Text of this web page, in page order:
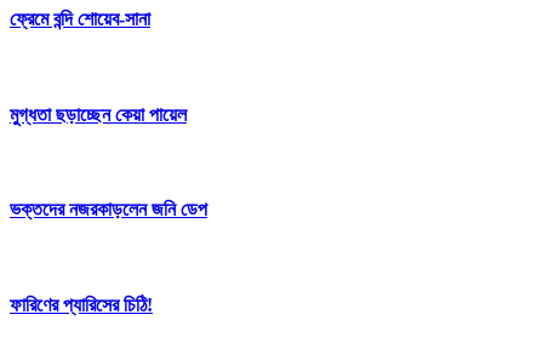
ফ্রেমে বন্দি শোয়েব-সানা
মুগ্ধতা ছড়াচ্ছেন কেয়া পায়েল
ভক্তদের নজরকাড়লেন জনি ডেপ
ফারিণের প্যারিসের চিঠি!